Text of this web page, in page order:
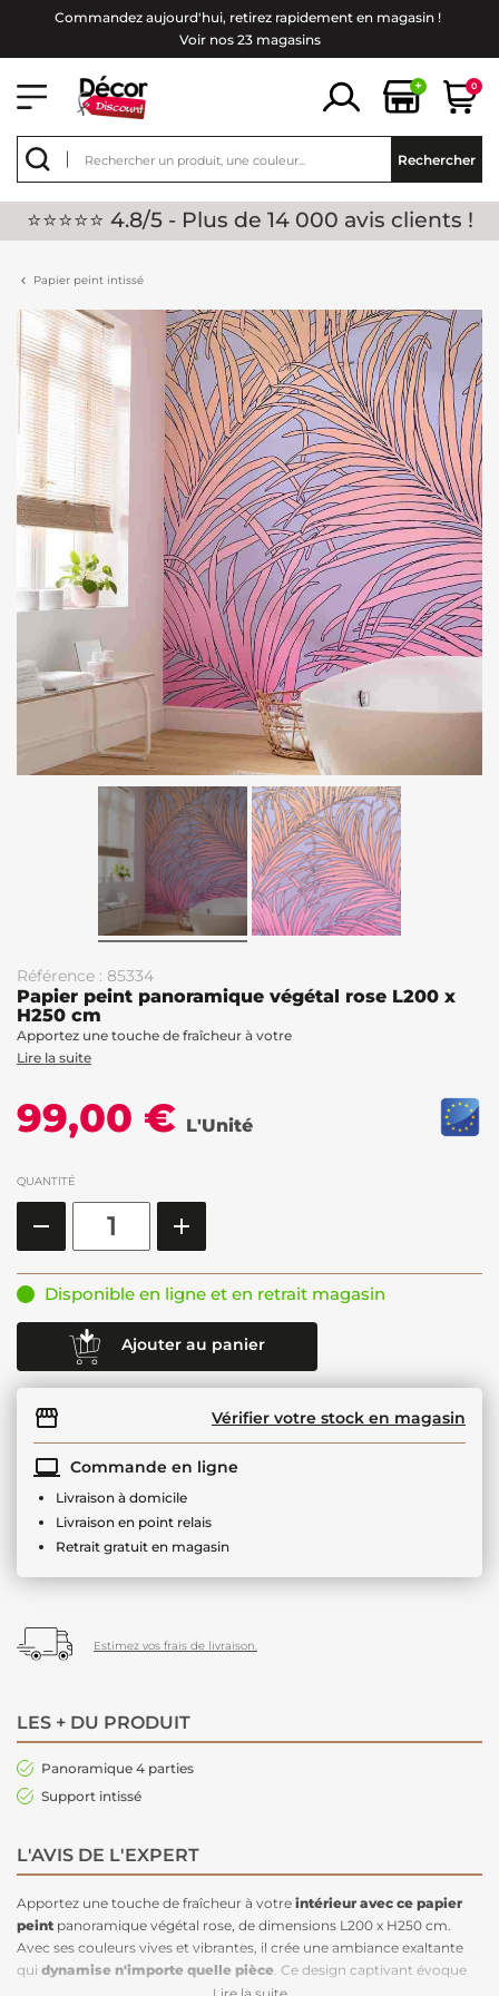
Commandez aujourd'hui, retirez rapidement en magasin !
Voir nos 23 magasins
+ 0
Rechercher
⭐⭐⭐⭐⭐ 4.8/5 - Plus de 14 000 avis clients !
Papier peint intissé
Référence : 85334
Papier peint panoramique végétal rose L200 x
H250 cm
Apportez une touche de fraîcheur à votre
Lire la suite
99,00 € L'Unité
QUANTITÉ
Disponible en ligne et en retrait magasin
Ajouter au panier
Vérifier votre stock en magasin
Commande en ligne
Livraison à domicile
Livraison en point relais
Retrait gratuit en magasin
Estimez vos frais de livraison.
LES + DU PRODUIT
Panoramique 4 parties
Support intissé
L'AVIS DE L'EXPERT
Apportez une touche de fraîcheur à votre intérieur avec ce papier
peint panoramique végétal rose, de dimensions L200 x H250 cm.
Avec ses couleurs vives et vibrantes, il crée une ambiance exaltante
qui dynamise n'importe quelle pièce . Ce design captivant évoque
un sentiment d'exotisme, insufflant une vitalité nouvelle dans votre